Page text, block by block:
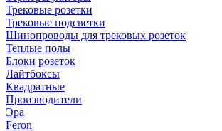
Трековые розетки
Трековые подсветки
Шинопроводы для трековых розеток
Теплые полы
Блоки розеток
Лайтбоксы
Квадратные
Производители
Эра
Feron